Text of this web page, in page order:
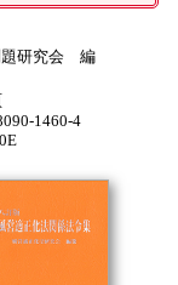
題研究会 編
1460-4